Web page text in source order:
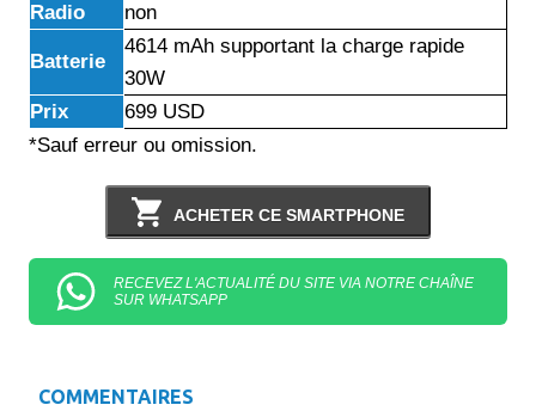
Radio
non
Batterie
4614 mAh supportant la charge rapide
30W
Prix
699 USD
*Sauf erreur ou omission.
ACHETER CE SMARTPHONE
RECEVEZ L'ACTUALITÉ DU SITE VIA NOTRE CHAÎNE
SUR WHATSAPP
COMMENTAIRES